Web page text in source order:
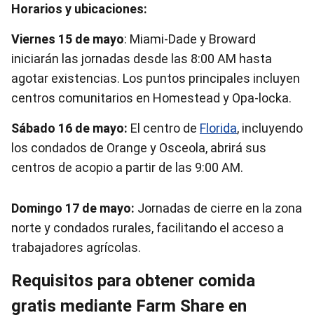
Horarios y ubicaciones:
Viernes 15 de mayo: Miami-Dade y Broward
iniciarán las jornadas desde las 8:00 AM hasta
agotar existencias. Los puntos principales incluyen
centros comunitarios en Homestead y Opa-locka.
Sábado 16 de mayo: El centro de Florida, incluyendo
los condados de Orange y Osceola, abrirá sus
centros de acopio a partir de las 9:00 AM.
Domingo 17 de mayo: Jornadas de cierre en la zona
norte y condados rurales, facilitando el acceso a
trabajadores agrícolas.
Requisitos para obtener comida
gratis mediante Farm Share en